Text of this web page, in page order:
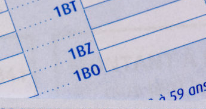
le
revenu
:
le
d’imposition
2023